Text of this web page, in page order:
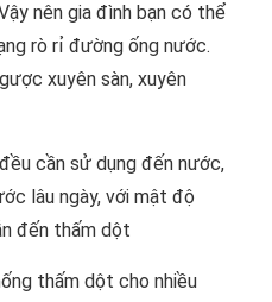
nên gia đình bạn có thể
rò rỉ đường ống nước.
xuyên sàn, xuyên
cần sử dụng đến nước,
lâu ngày, với mật độ
đến thấm dột
thấm dột cho nhiều